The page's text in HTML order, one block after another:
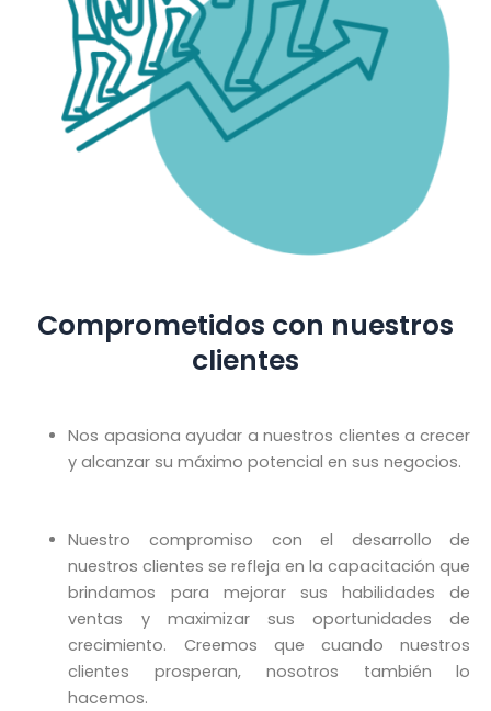
Comprometidos con nuestros
clientes
Nos apasiona ayudar a nuestros clientes a crecer
y alcanzar su máximo potencial en sus negocios.
Nuestro compromiso con el desarrollo de
nuestros clientes se refleja en la capacitación que
brindamos para mejorar sus habilidades de
ventas y maximizar sus oportunidades de
crecimiento. Creemos que cuando nuestros
clientes prosperan, nosotros también lo
hacemos.